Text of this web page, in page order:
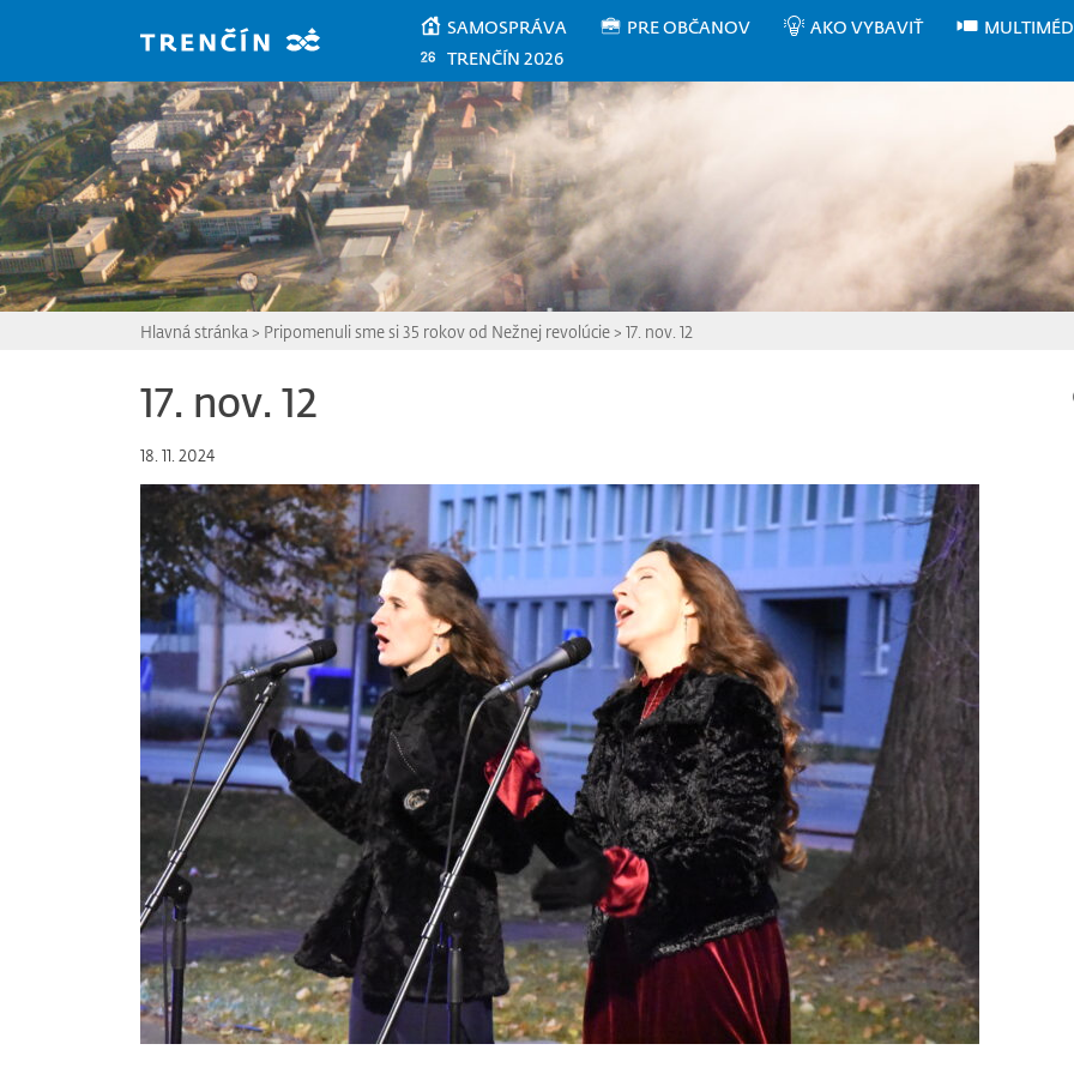
SAMOSPRÁVA PRE OBČANOV AKO VYBAVIŤ
TRENČÍN 2026
Hlavná stránka > Pripomenuli sme si 35 rokov od Nežnej revolúcie> 17. nov. 12
17. nov. 12
18. 11. 2024